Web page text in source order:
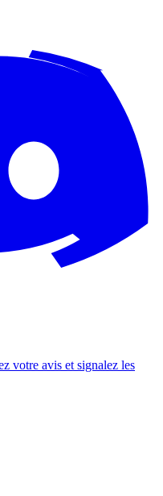
votre avis et signalez les